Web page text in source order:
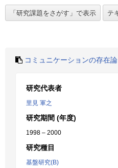
コミュニケーションの存在論
研究代表者
里見 軍之
研究期間 (年度)
1998 – 2000
研究種目
基盤研究(B)